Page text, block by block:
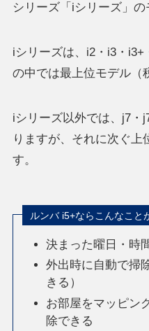
シリーズ「iシリーズ」の
iシリーズは、i2・i3・
の中では最上位モデル（
iシリーズ以外では、j7・
りますが、それに次ぐ上
す。
ルンバ i5+ならこんなこと
決まった曜日・時
外出時に自動で掃
きる）
お部屋をマッピン
除できる